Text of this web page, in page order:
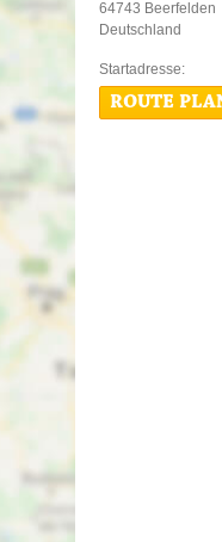
64743 Beerfelden
Deutschland
ROUTE